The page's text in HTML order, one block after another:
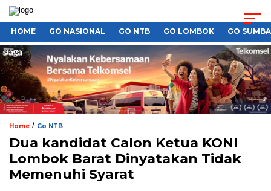
HOME GO NASIONAL GO NTB GO LOMBOK GO
Home / Go NTB
Dua kandidat Calon Ketua KONI
Lombok Barat Dinyatakan Tidak
Memenuhi Syarat